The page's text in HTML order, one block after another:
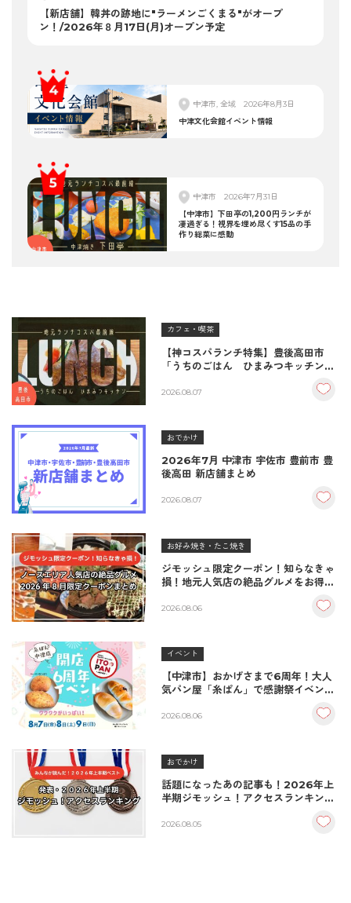
【新店舗】韓丼の跡地に"ラーメンごくまる"がオープ
ン！/2026年８月17日(月)オープン予定
中津市, 全域
2026年8月3日
中津文化会館イベント情報
中津市
2026年7月31日
【中津市】下田亭の1,200円ランチが
凄過ぎる！視界を埋め尽くす15品の手
作り総菜に感動
カフェ・喫茶
【神コスパランチ特集】豊後高田市
「うちのごはん ひまみつキッチン」
＆生姜焼き！
2026.08.07
おでかけ
2026年7月 中津市 宇佐市 豊前市 豊
後高田 新店舗まとめ
2026.08.07
お好み焼き・たこ焼き
ジモッシュ限定クーポン！知らなきゃ
損！地元人気店の絶品グルメをお得に
2026.08.06
イベント
【中津市】おかげさまで6周年！大人
気パン屋「糸ぱん」で感謝祭イベント
♪（8/7〜8/9）
2026.08.06
おでかけ
話題になったあの記事も！2026年上
半期ジモッシュ！アクセスランキング
2026.08.05